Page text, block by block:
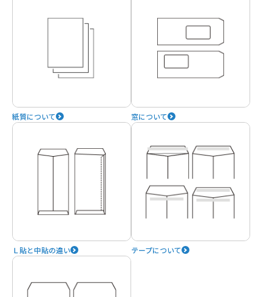
紙質について 窓について
Ｌ貼と中貼の違い テープについて